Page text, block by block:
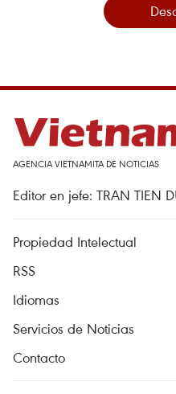
AGENCIA VIETNAMITA DE NOTICIAS
Editor en jefe: TRAN TIEN
Propiedad Intelectual
RSS
Idiomas
Servicios de Noticias
Contacto